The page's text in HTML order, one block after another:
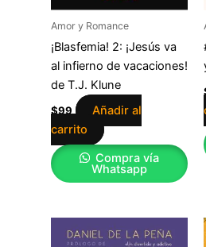
Amor y Romance
¡Blasfemia! 2: ¡Jesús va
al infierno de vacaciones!
de T.J. Klune
$99
Añadir al
carrito
Compra vía
Whatsapp